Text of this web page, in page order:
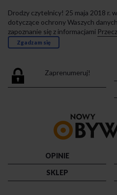
Drodzy czytelnicy! 25 maja 2018 r.
dotyczące ochrony Waszych
zapoznanie się z informacjami
Zgadzam się
Zaprenumeruj!
OPINIE
SKLEP